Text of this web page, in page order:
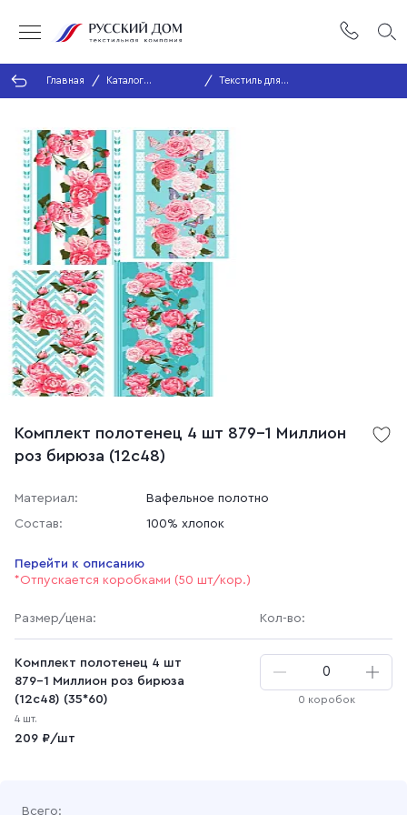
Главная
Каталог
продукции
Текстиль для
кухни
Комплект полотенец 4 шт 879-1 Миллион
роз бирюза (12с48)
Материал:
Вафельное полотно
Состав:
100% хлопок
Перейти к описанию
*Отпускается коробками (50 шт/кор.)
Размер/цена: Кол-во:
Комплект полотенец 4 шт
879-1 Миллион роз бирюза
(12с48) (35*60)
4 шт.
209 ₽/шт
0 коробок
Всего: